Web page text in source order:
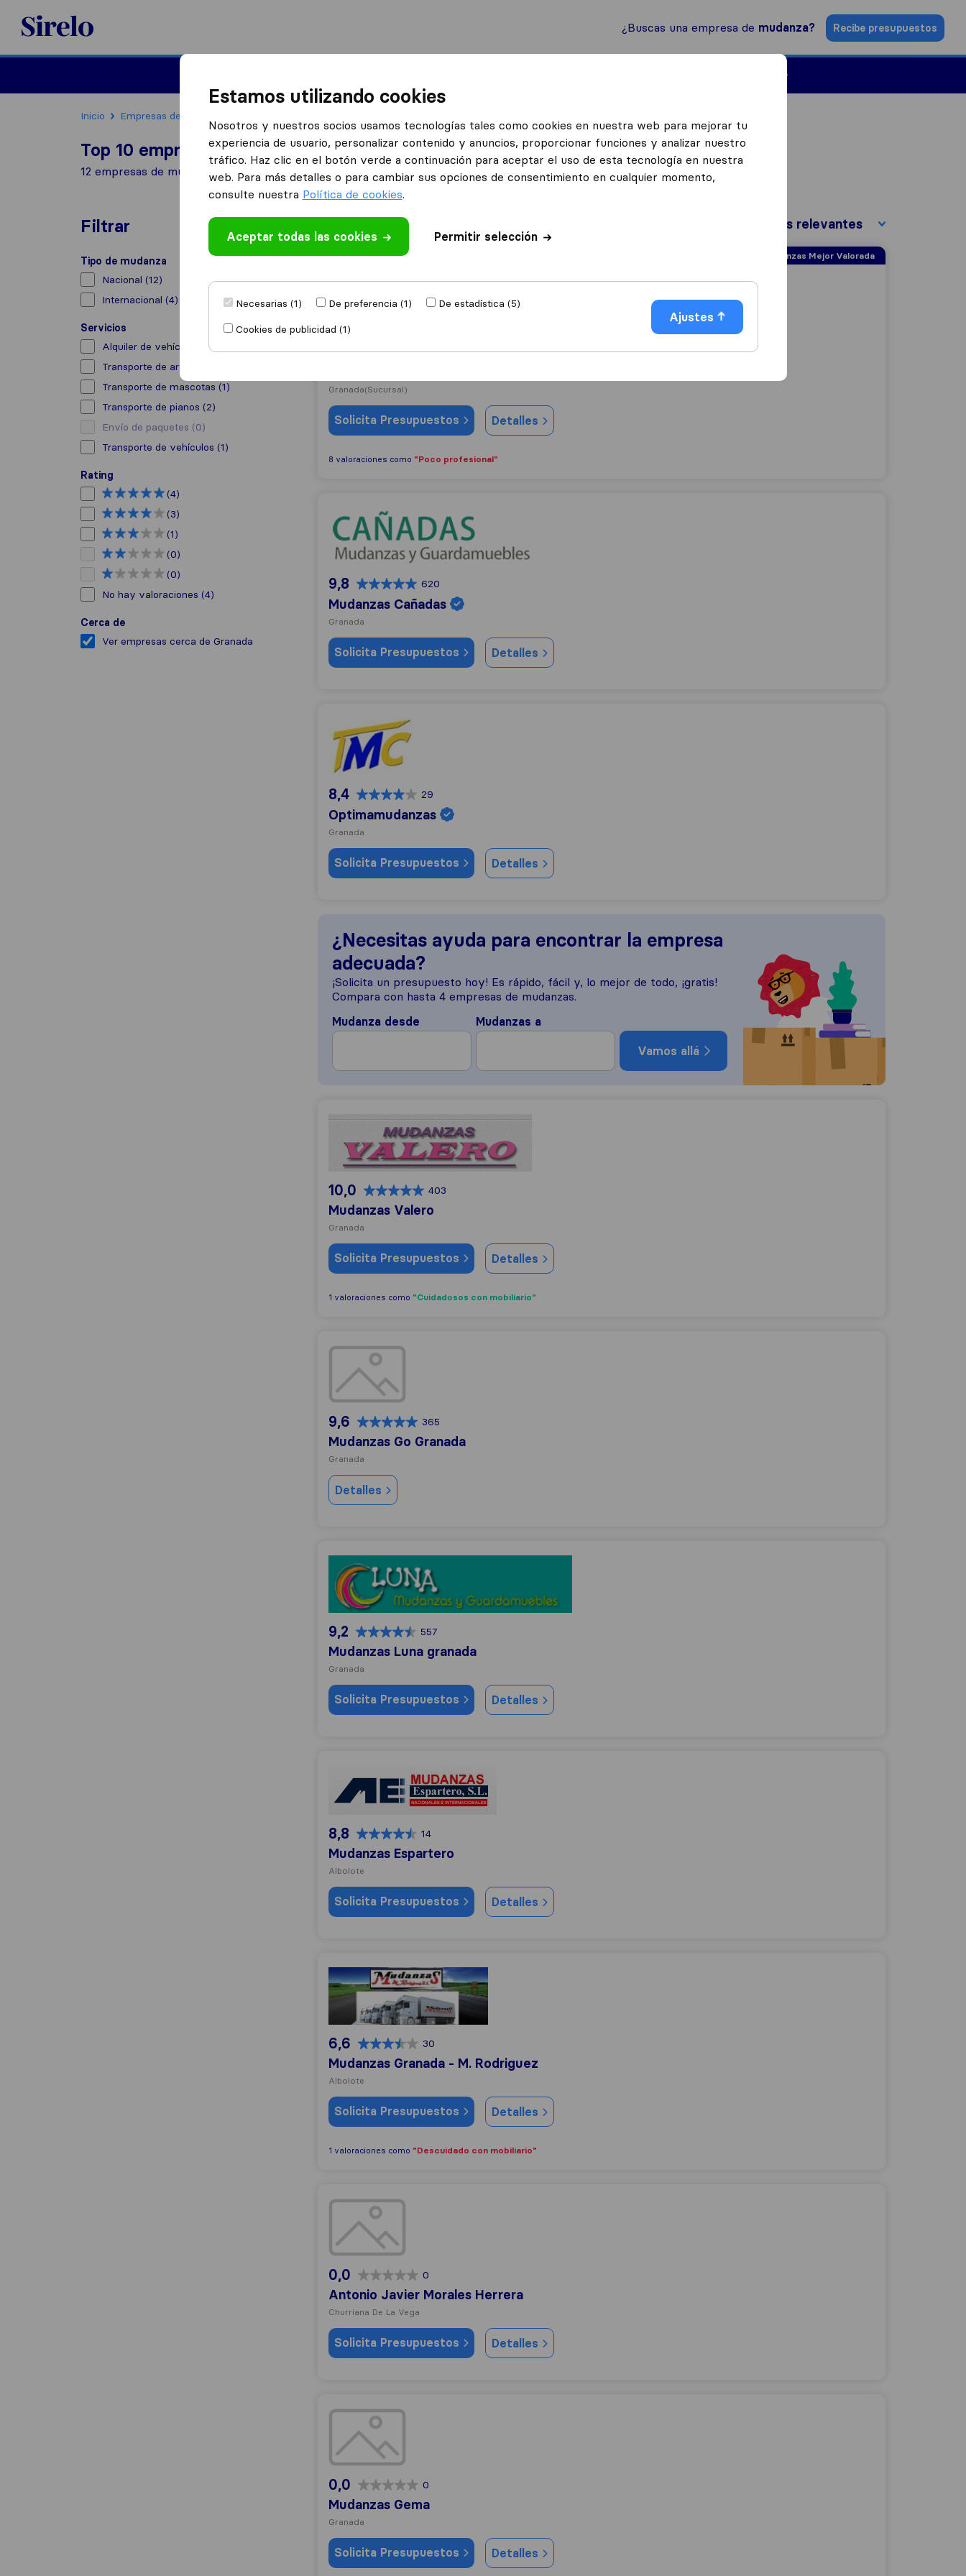
Sirelo.es
¿Buscas una empresa de mudanza? Recibe presupuestos
Inicio Empresas de mudanzas
Top 10 empresas de mudanzas en Granada
12 empresas de mudanzas encontradas en Granada
Filtrar
Tipo de mudanza
Nacional (12)
Internacional (4)
Servicios
Alquiler de vehículo con conductor
Transporte de arte
Transporte de mascotas (1)
Transporte de pianos (2)
Envío de paquetes (0)
Transporte de vehículos (1)
Rating
(4)
(3)
(1)
(0)
(0)
No hay valoraciones (4)
Cerca de
Ver empresas cerca de Granada
Empresa de Mudanzas Mejor Valorada
Mudanzas Y Guardamuebles La Seda
8,9 104
Granada(Sucursal)
Solicita Presupuestos Detalles
8 valoraciones como "Poco profesional"
Mudanzas Cañadas
9,8 620
Mudanzas Cañadas
Granada
Solicita Presupuestos Detalles
Optimamudanzas
8,4 29
Optimamudanzas
Granada
Solicita Presupuestos Detalles
¿Necesitas ayuda para encontrar la empresa
adecuada?
¡Solicita un presupuesto hoy! Es rápido, fácil y, lo mejor de todo, ¡gratis!
Compara con hasta 4 empresas de mudanzas.
Mudanza desde
Mudanzas a
Vamos allá
Mudanzas Valero
10,0 403
Mudanzas Valero
Granada
Solicita Presupuestos Detalles
1 valoraciones como "Cuidadosos con mobiliario"
Mudanzas Go Granada
9,6 365
Mudanzas Go Granada
Granada
Detalles
Mudanzas Luna granada
9,2 557
Mudanzas Luna granada
Granada
Solicita Presupuestos Detalles
Mudanzas Espartero
8,8 14
Mudanzas Espartero
Albolote
Solicita Presupuestos Detalles
Mudanzas Granada - M. Rodriguez
6,6 30
Mudanzas Granada - M. Rodriguez
Albolote
Solicita Presupuestos Detalles
1 valoraciones como "Descuidado con mobiliario"
Antonio Javier Morales Herrera
0,0 0
Antonio Javier Morales Herrera
Churriana De La Vega
Solicita Presupuestos Detalles
Mudanzas Gema
0,0 0
Mudanzas Gema
Granada
Solicita Presupuestos Detalles
Estamos utilizando cookies
Nosotros y nuestros socios usamos tecnologías tales como cookies en nuestra web para mejorar tu
experiencia de usuario, personalizar contenido y anuncios, proporcionar funciones y analizar nuestro
tráfico. Haz clic en el botón verde a continuación para aceptar el uso de esta tecnología en nuestra
web. Para más detalles o para cambiar sus opciones de consentimiento en cualquier momento,
consulte nuestra Política de cookies.
Aceptar todas las cookies Permitir selección
Necesarias (1) De preferencia (1)
De estadística (5)
Cookies de publicidad (1)
Ajustes